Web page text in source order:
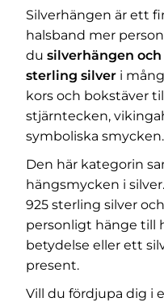
Silverhängen är ett
halsband mer
du silverhängen
sterling silver i
kors och bokstäver
stjärntecken,
symboliska smycken.
Den här kategorin
hängsmycken i
925 sterling silver
personligt hänge till
betydelse eller ett
present.
Vill du fördjupa dig i